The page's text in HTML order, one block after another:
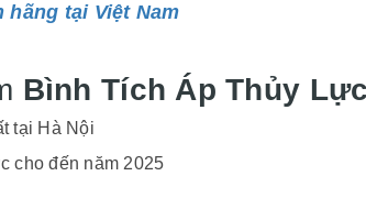
hãng tại Việt Nam
Bình Tích Áp Thủy
tại Hà Nội
cho đến năm 2025